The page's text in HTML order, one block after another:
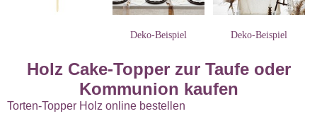
Deko-Beispiel Deko-Beispiel
Holz Cake-Topper zur Taufe oder
Kommunion kaufen
Torten-Topper Holz online bestellen